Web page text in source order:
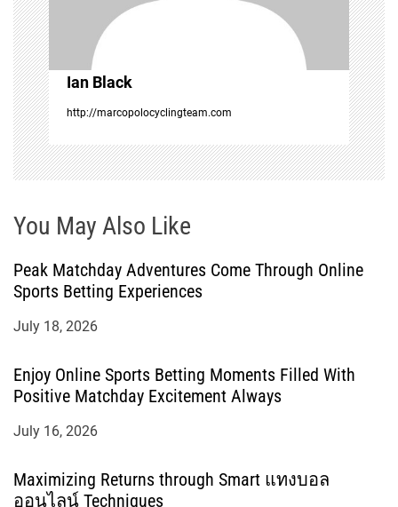
i
o
n
Ian Black
http://marcopolocyclingteam.com
You May Also Like
Peak Matchday Adventures Come Through Online
Sports Betting Experiences
July 18, 2026
Enjoy Online Sports Betting Moments Filled With
Positive Matchday Excitement Always
July 16, 2026
Maximizing Returns through Smart แทงบอล
ออนไลน์ Techniques